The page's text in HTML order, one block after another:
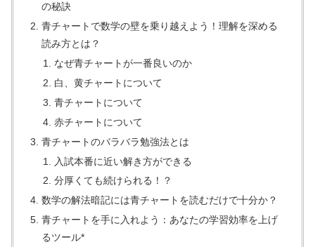
の秘訣
青チャートで数学の壁を乗り越えよう！理解を深める
読み方とは？
なぜ青チャートが一番良いのか
白、黄チャートについて
青チャートについて
赤チャートについて
青チャートのバラバラ勉強法とは
入試本番に近い解き方ができる
分厚くても続けられる！？
数学の解法暗記には青チャートを読むだけで十分か？
青チャートを手に入れよう：あなたの学習効率を上げ
るツール*